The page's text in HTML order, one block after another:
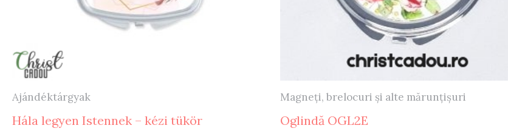
Ajándéktárgyak
Hála legyen Istennek – kézi tükör
Magneți, brelocuri și alte mărunțișuri
Oglindă OGL2E